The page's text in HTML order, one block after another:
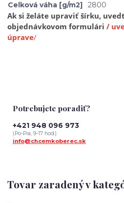
Celková váha [g/m2]
2800
Ak si želáte upraviť šírku,
objednávkovom formulári /
úprave/
Tovar zaradený v
Potrebujete poradiť?
+421 948 096 973
(Po-Pia, 9-17 hod.)
info@chcemkoberec.sk